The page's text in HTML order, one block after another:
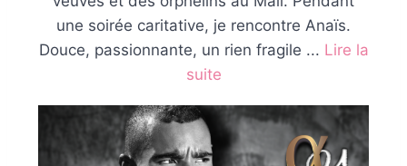
une soirée caritative, je rencontre Anaïs.
Douce, passionnante, un rien fragile ... Lire la
suite